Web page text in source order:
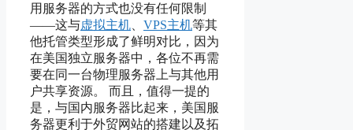
用服务器的方式也没有任何限制
——这与虚拟主机 VPS主机等其
他托管类型形成了鲜明对比，因为
在美国独立服务器中，各位不再需
要在同一台物理服务器上与其他用
户共享资源。 而且，值得一提的
是，与国内服务器比起来，美国服
务器更利于外贸网站的搭建以及拓